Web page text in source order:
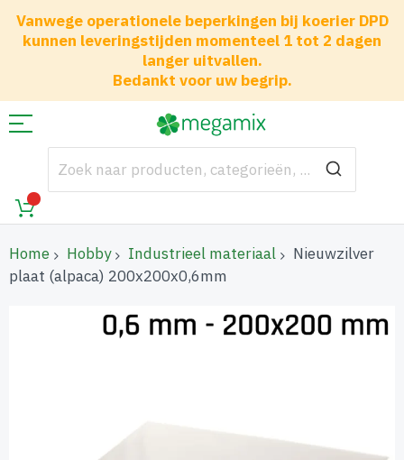
Vanwege operationele beperkingen bij koerier DPD
kunnen leveringstijden momenteel 1 tot 2 dagen
langer uitvallen.
Bedankt voor uw begrip.
Home Hobby Industrieel materiaal
Nieuwzilver
plaat (alpaca) 200x200x0,6mm